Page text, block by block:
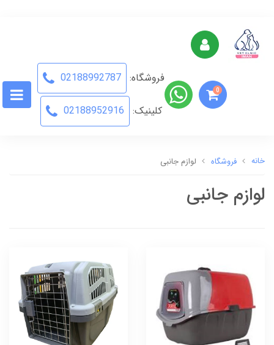
0
فروشگاه: 02188992787
کلینیک: 02188952916
خانه فروشگاه لوازم جانبی
لوازم جانبی